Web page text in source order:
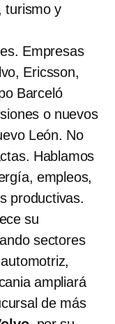
turismo y
Empresas
Ericsson,
Barceló
o nuevos
León. No
Hablamos
empleos,
productivas.
su
sectores
ampliará
de más